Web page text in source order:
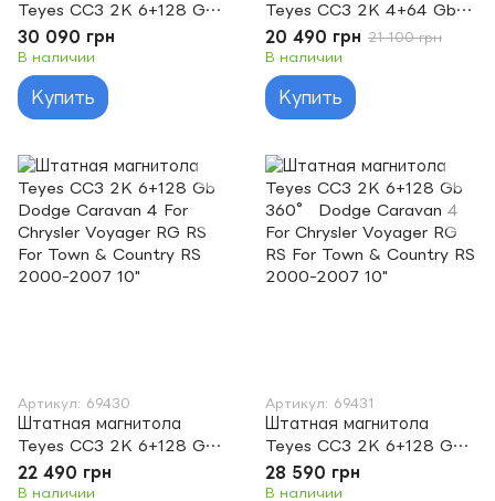
Teyes CC3 2K 6+128 Gb
360° Dodge Caliber PM
2009 - 2013 9"
30 090 грн
В наличии
Купить
Teyes CC3 2K 4+64 Gb
Dodge Caravan 4 For
Chrysler Voyager RG RS
For Town & Country RS
2000-2007 10"
20 490 грн 21 100 грн
В наличии
Купить
Артикул: 69430
Штатная магнитола
Teyes CC3 2K 6+128 Gb
Dodge Caravan 4 For
Chrysler Voyager RG RS
22 490 грн
В наличии
Артикул: 69431
Штатная магнитола
Teyes CC3 2K 6+128 Gb
360° Dodge Caravan 4
For Chrysler Voyager RG
28 590 грн
В наличии